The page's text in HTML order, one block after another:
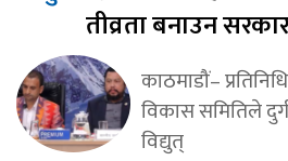
तीव्रता बनाउन
काठमाडौं–
विकास समितिले
विद्युत्